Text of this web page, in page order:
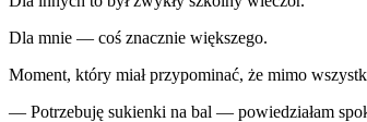
Dla mnie — coś znacznie większego.
Moment, który miał przypominać, że mimo
— Potrzebuję sukienki na bal — powiedziałam